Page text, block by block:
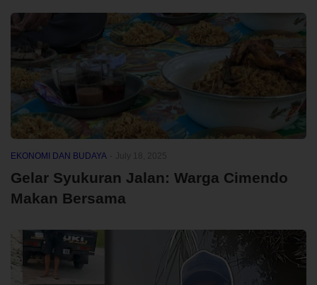
EKONOMI DAN BUDAYA
Gelar Syukuran Jalan: Warga Cimendo
Makan Bersama